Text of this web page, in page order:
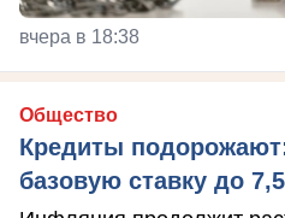
вчера в 18:38
Общество
Кредиты
базовую ставку до